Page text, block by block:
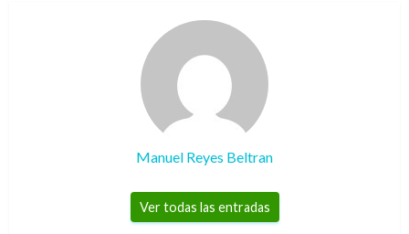
Manuel Reyes Beltran
Ver todas las entradas